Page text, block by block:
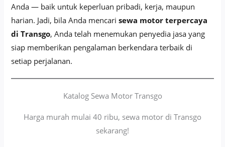
Anda — baik untuk keperluan pribadi, kerja, maupun
harian. Jadi, bila Anda mencarisewa motor terpercaya
di Transgo, Anda telah menemukan penyedia jasa yang
siap memberikan pengalaman berkendara terbaik di
setiap perjalanan.
Katalog Sewa Motor Transgo
Harga murah mulai 40 ribu, sewa motor di Transgo
sekarang!